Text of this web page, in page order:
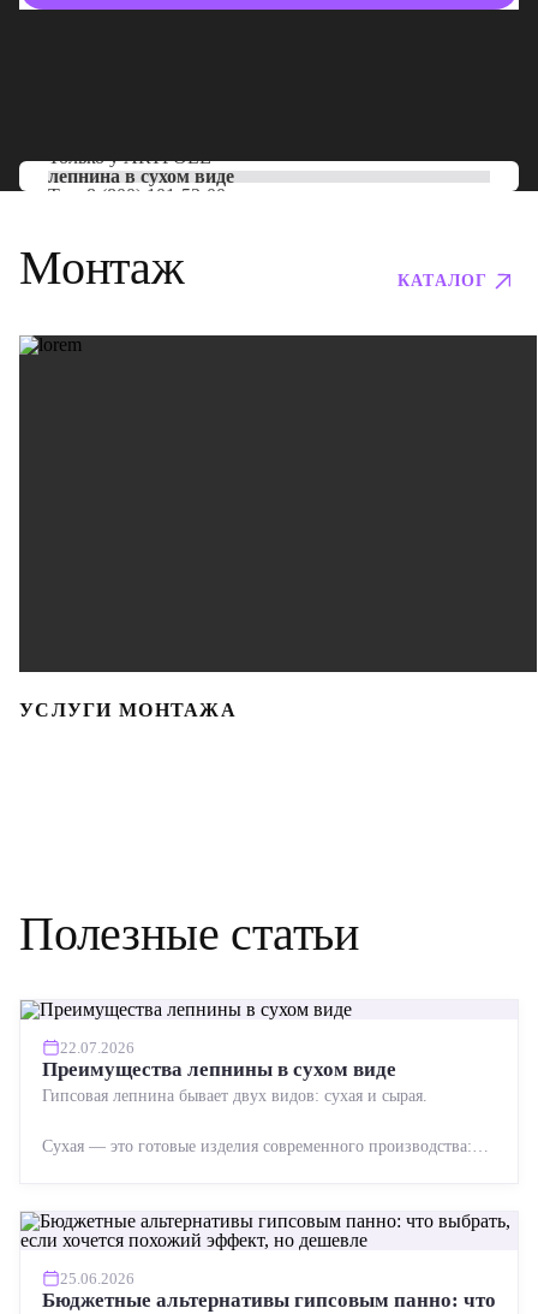
Только уARTPOLE
лепнина в сухом виде
Тел: 8 (800) 101-53-00
Монтаж КАТАЛОГ
УСЛУГИ МОНТАЖА
Полезные статьи
22.07.2026
Преимущества лепнины в сухом виде
Гипсовая лепнина бывает двух видов: сухая и сырая.
Сухая — это готовые изделия современного производства:
25.06.2026
Бюджетные альтернативы гипсовым панно: что